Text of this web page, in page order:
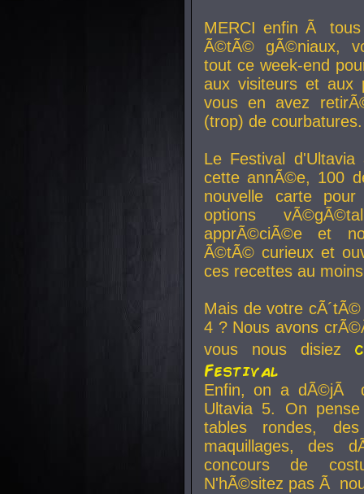
MERCI enfin Ã
Ã©tÃ© gÃ©niaux,
tout ce week-end
aux visiteurs et aux
vous en avez
(trop) de courbatures.
Le Festival
cette annÃ©e, 100
nouvelle carte
options
apprÃ©ciÃ©e et
Ã©tÃ© curieux et
ces recettes au
Mais de votre
4 ? Nous avons
vous nous disiez
Festival
Enfin, on a dÃ©jÃ
Ultavia 5. On
tables rondes,
maquillages, des
concours de
N'hÃ©sitez pas Ã